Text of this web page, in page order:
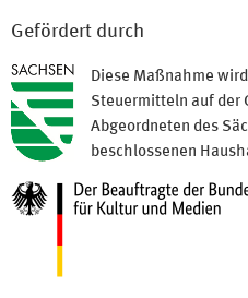
Gefördert durch
Diese Maßnahme
Steuermitteln auf der
Abgeordneten des
beschlossenen